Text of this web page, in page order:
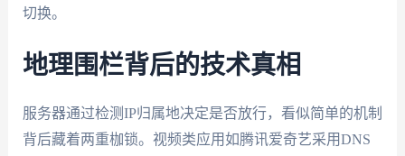
切换。
地理围栏背后的技术真相
服务器通过检测IP归属地决定是否放行，看似简单的机制
背后藏着两重枷锁。视频类应用如腾讯爱奇艺采用DNS